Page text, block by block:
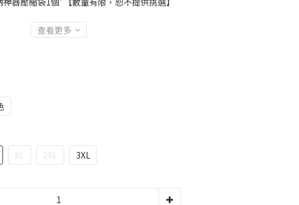
查看更多
XL 2XL 3XL